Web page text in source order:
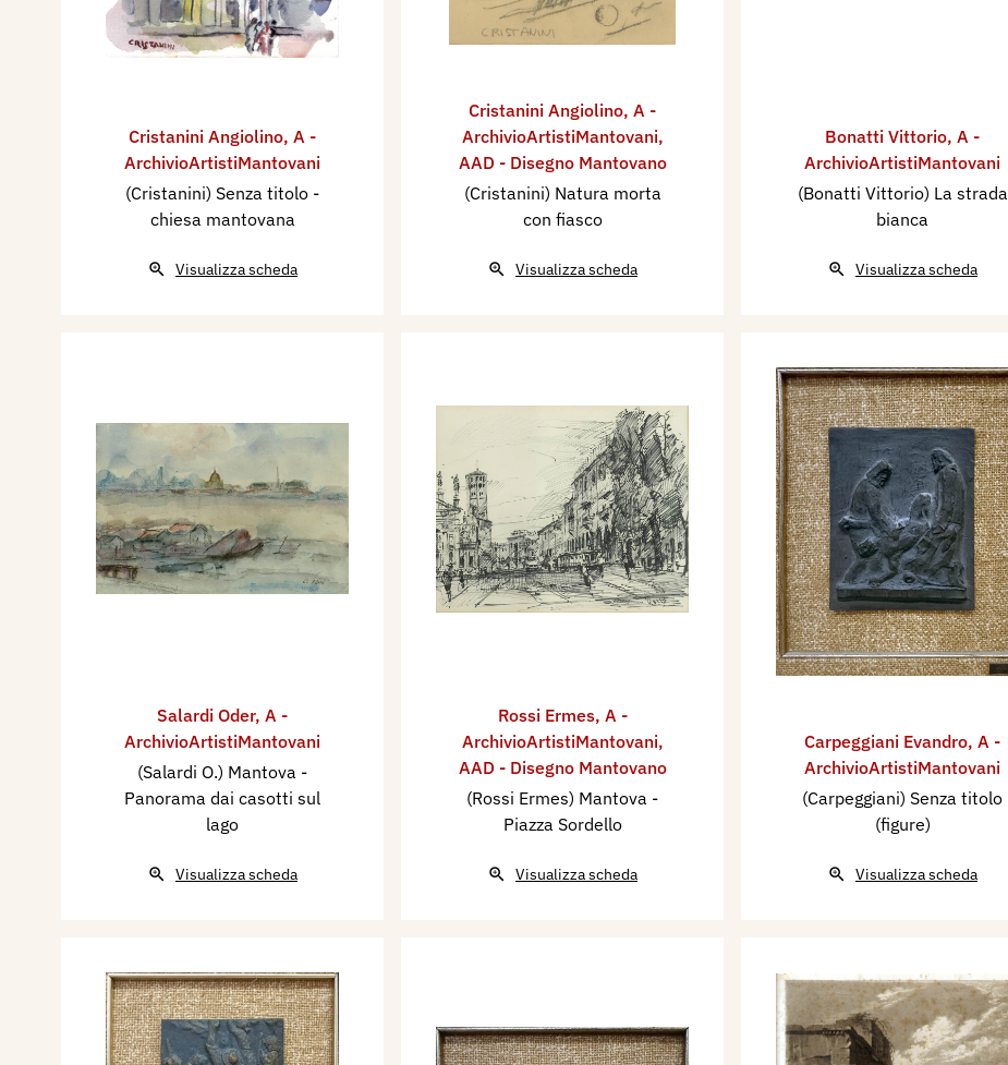
Cristanini Angiolino, A -
ArchivioArtistiMantovani
(Cristanini) Senza titolo -
chiesa mantovana
Visualizza scheda
Cristanini Angiolino, A -
ArchivioArtistiMantovani,
AAD - Disegno Mantovano
(Cristanini) Natura morta
con fiasco
Visualizza scheda
Bonatti Vittorio, A -
ArchivioArtistiMantovani
(Bonatti Vittorio) La strada
bianca
Visualizza scheda
Salardi Oder, A -
ArchivioArtistiMantovani
(Salardi O.) Mantova -
Panorama dai casotti sul
lago
Visualizza scheda
Rossi Ermes, A -
ArchivioArtistiMantovani,
AAD - Disegno Mantovano
(Rossi Ermes) Mantova -
Piazza Sordello
Visualizza scheda
Carpeggiani Evandro, A -
ArchivioArtistiMantovani
(Carpeggiani) Senza titolo
(figure)
Visualizza scheda